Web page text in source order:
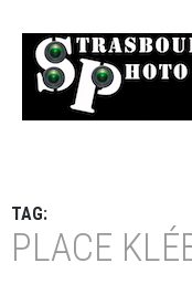
TAG:
PLACE